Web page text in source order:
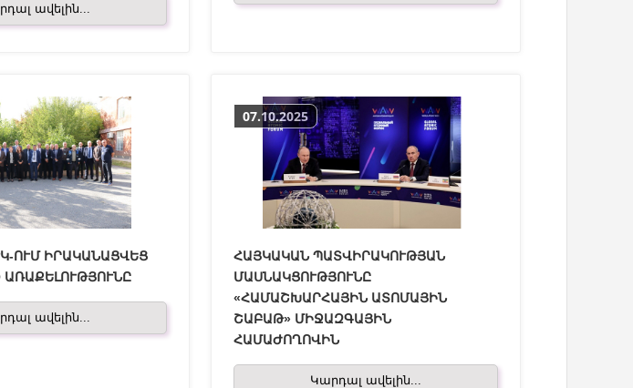
ավելին...
ՈՒՄ ԻՐԱԿԱՆԱՑՎԵՑ
ԱՌԱՔԵԼՈՒԹՅՈՒՆԸ
ավելին...
07.10.2025
ՀԱՅԿԱԿԱՆ ՊԱՏՎԻՐԱԿՈՒԹՅԱՆ
ՄԱՍՆԱԿՑՈՒԹՅՈՒՆԸ
«ՀԱՄԱՇԽԱՐՀԱՅԻՆ ԱՏՈՄԱՅԻՆ
ՇԱԲԱԹ» ՄԻՋԱԶԳԱՅԻՆ
ՀԱՄԱԺՈՂՈՎԻՆ
Կարդալ ավելին...